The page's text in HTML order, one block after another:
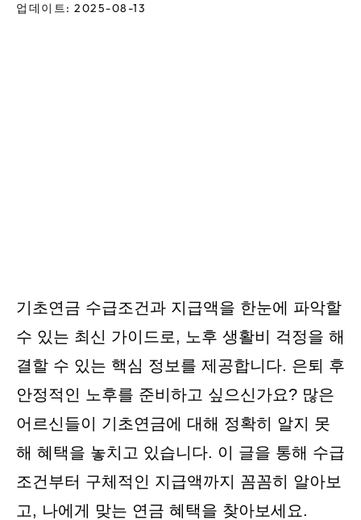
업데이트: 2025-08-13
기초연금 수급조건과 지급액을 한눈에 파악할
수 있는 최신 가이드로, 노후 생활비 걱정을 해
결할 수 있는 핵심 정보를 제공합니다. 은퇴 후
안정적인 노후를 준비하고 싶으신가요? 많은
어르신들이 기초연금에 대해 정확히 알지 못
해 혜택을 놓치고 있습니다. 이 글을 통해 수급
조건부터 구체적인 지급액까지 꼼꼼히 알아보
고, 나에게 맞는 연금 혜택을 찾아보세요.